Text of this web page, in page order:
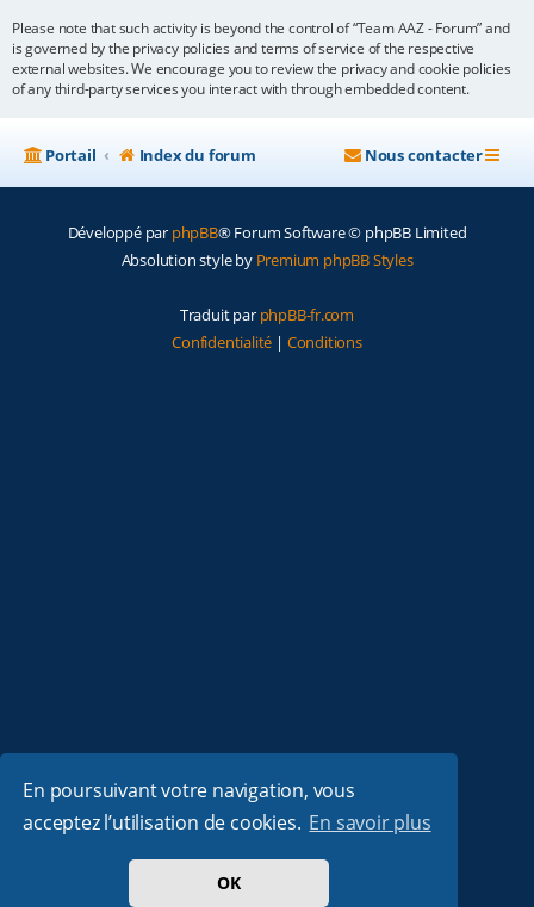
En poursuivant votre navigation, vous
acceptez l’utilisation de cookies. En savoir plus
OK
Please note that such activity is beyond the control of “Team AAZ - Forum” and
is governed by the privacy policies and terms of service of the respective
external websites. We encourage you to review the privacy and cookie policies
of any third-party services you interact with through embedded content.
Portail Index du forum Nous contacter
Développé par phpBB® Forum Software © phpBB Limited
Absolution style by Premium phpBB Styles
Traduit par phpBB-fr.com
Confidentialité | Conditions